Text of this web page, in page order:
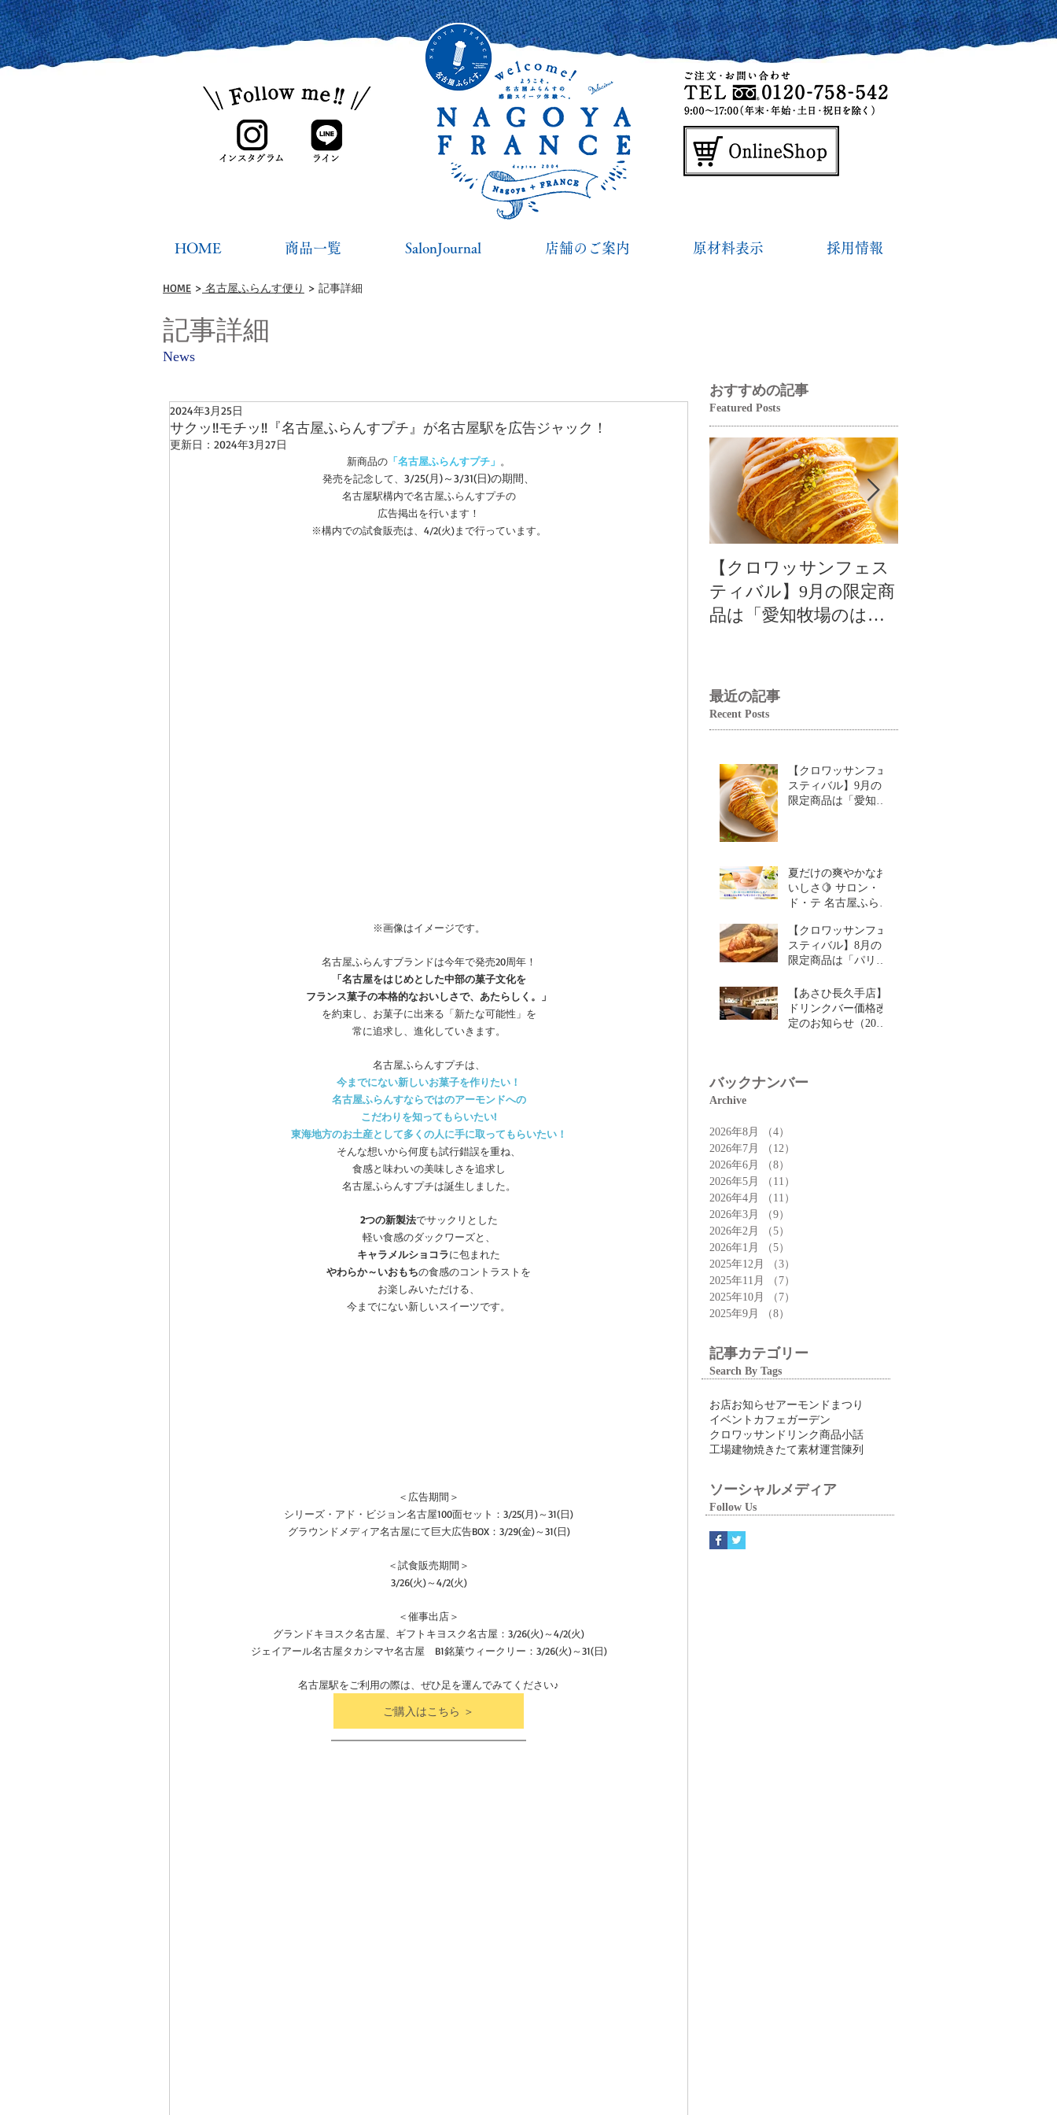
HOME 商品一覧 SalonJournal 店舗のご案内 原材料表示 採用情報
HOME > 名古屋ふらんす便り > 記事詳細
記事詳細
News
サクッ!!モチッ!!『名古屋ふらんすプチ』が名古屋駅を広告ジャック！
2024年3月25日
更新日： 2024年3月27日
新商品の 「名古屋ふらんすプチ」 。
発売を記念して、 3/25(月)～3/31(日)の期間、
名古屋駅構内で名古屋ふらんすプチの
広告掲出を行います！
※構内での試食販売は、4/2(火)まで行っています。
※画像はイメージです。
名古屋ふらんすブランドは今年で発売20周年！
「名古屋をはじめとした中部の菓子文化を
フランス菓子の本格的なおいしさで、あたらしく。」
を約束し、お菓子に出来る「新たな可能性」を
常に追求し、進化していきます。
名古屋ふらんすプチは、
今までにない新しいお菓子を作りたい！
名古屋ふらんすならではのアーモンドへの
こだわりを知ってもらいたい!
東海地方のお土産として多くの人に手に取ってもらいたい！
そんな想いから何度も試行錯誤を重ね、
食感と味わいの美味しさを追求し
名古屋ふらんすプチは誕生しました。
2つの新製法でサックリとした
軽い食感のダックワーズと、
キャラメルショコラに包まれた
やわらか～いおもちの食感のコントラストを
お楽しみいただける、
今までにない新しいスイーツです。
＜広告期間＞
シリーズ・アド・ビジョン名古屋100面セット：3/25(月)～31(日)
グラウンドメディア名古屋にて巨大広告BOX：3/29(金)～31(日)
＜試食販売期間＞
3/26(火)～4/2(火)
＜催事出店＞
グランドキヨスク名古屋、ギフトキヨスク名古屋：3/26(火)～4/2(火)
ジェイアール名古屋タカシマヤ名古屋　B1銘菓ウィークリー：3/26(火)～31(日)
名古屋駅をご利用の際は、ぜひ足を運んでみてください♪
ご購入はこちら ＞
おすすめの記事
Featured Posts
【クロワッサンフェス
ティバル】9月の限定商
品は「愛知牧場のはち
最近の記事
Recent Posts
【クロワッサンフェ
スティバル】9月の
限定商品は「愛知牧
夏だけの爽やかなお
いしさ🍋 サロン・
ド・テ 名古屋ふらん
特集」
【クロワッサンフェ
スティバル】8月の
限定商品は「パリパ
ン」🥐
【あさひ長久手店】
ドリンクバー価格改
定のお知らせ（2026
バックナンバー
Archive
2026年8月 （4）
2026年7月
（12）
2026年6月
（8）
2026年5月
（11）
2026年4月
（11）
2026年3月
（9）
2026年2月
（5）
2026年1月
（5）
2025年12月
（3）
2025年11月
（7）
2025年10月
（7）
2025年9月
（8）
記事カテゴリー
Search By Tags
お店お知らせアーモンドまつり
イベント カフェ ガーデン
クロワッサン ドリンク商品小話
工場建物焼きたて素材運営陳列
ソーシャルメディア
Follow Us